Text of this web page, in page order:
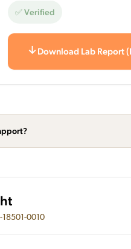
✅ Verified
Download Lab Report
18501-0010